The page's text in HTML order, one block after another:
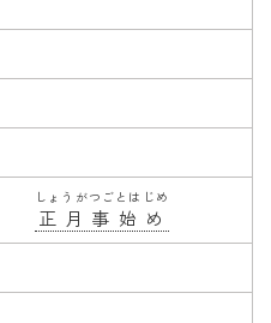
正月事始め
しょうがつごとはじめ